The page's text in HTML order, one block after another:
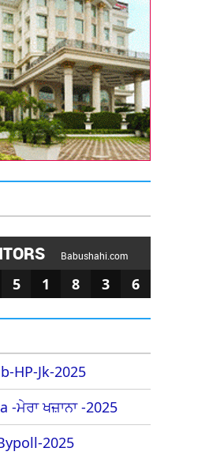
Babushahi.com
5 1 8 3 6
HP-Jk-2025
-ਮੇਰਾ ਖਜ਼ਾਨਾ -2025
2025